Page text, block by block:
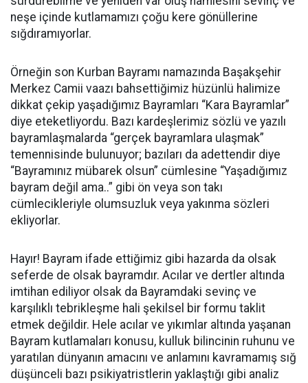
neşe içinde kutlamamızı çoğu kere gönüllerine
sığdıramıyorlar.
Örneğin son Kurban Bayramı namazında Başakşehir
Merkez Camii vaazı bahsettiğimiz hüzünlü halimize
dikkat çekip yaşadığımız Bayramları “Kara Bayramlar”
diye eteketliyordu. Bazı kardeşlerimiz sözlü ve yazılı
bayramlaşmalarda “gerçek bayramlara ulaşmak”
temennisinde bulunuyor; bazıları da adettendir diye
“Bayramınız mübarek olsun” cümlesine “Yaşadığımız
bayram değil ama..” gibi ön veya son takı
cümlecikleriyle olumsuzluk veya yakınma sözleri
ekliyorlar.
Hayır! Bayram ifade ettiğimiz gibi hazarda da olsak
seferde de olsak bayramdır. Acılar ve dertler altında
imtihan ediliyor olsak da Bayramdaki sevinç ve
karşılıklı tebrikleşme hali şekilsel bir formu taklit
etmek değildir. Hele acılar ve yıkımlar altında yaşanan
Bayram kutlamaları konusu, kulluk bilincinin ruhunu ve
yaratılan dünyanın amacını ve anlamını kavramamış sığ
düşünceli bazı psikiyatristlerin yaklaştığı gibi analiz